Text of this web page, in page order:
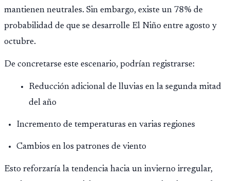
mantienen neutrales. Sin embargo, existe un 78% de
probabilidad de que se desarrolle El Niño entre agosto y
octubre.
De concretarse este escenario, podrían registrarse:
Reducción adicional de lluvias en la segunda mitad
del año
Incremento de temperaturas en varias regiones
Cambios en los patrones de viento
Esto reforzaría la tendencia hacia un invierno irregular,